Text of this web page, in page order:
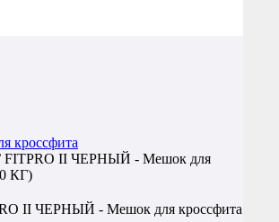
кроссфита
II ЧЕРНЫЙ - Мешок для
КГ)